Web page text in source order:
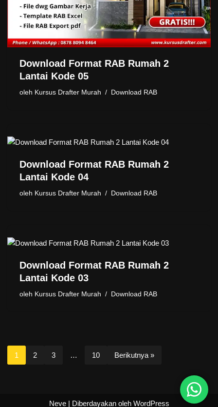
Download Format RAB Rumah 2
Lantai Kode 05
oleh Kursus Drafter Murah Download RAB
Download Format RAB Rumah 2
Lantai Kode 04
oleh Kursus Drafter Murah Download RAB
Download Format RAB Rumah 2
Lantai Kode 03
oleh Kursus Drafter Murah Download RAB
1 2 3 … 10 Berikutnya »
Neve| Diberdayakan oleh WordPress